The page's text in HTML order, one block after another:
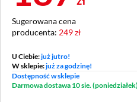
Sugerowana cena
producenta: 249 zł
U Ciebie:już jutro!
W sklepie:już za godzinę!
Dostępność w sklepie
Darmowa dostawa 10 sie. (poniedziałek)